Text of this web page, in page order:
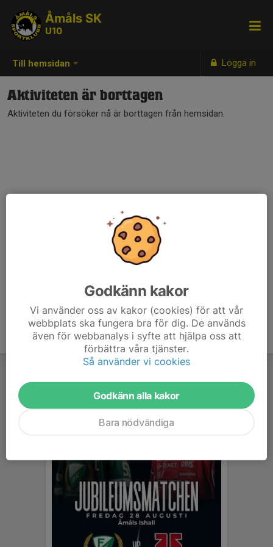
Till hemsidan Logga in
Åmåls SK
U10
Aktiviteten är borttagen
Aktiviteten du försöker nå är borttagen från hemsidan.
Godkänn kakor
Vi använder oss av kakor (cookies) för att vår
webbplats ska fungera bra för dig. De används
även för webbanalys i syfte att hjälpa oss att
förbättra våra tjänster.
Så använder vi cookies
Godkänn alla kakor
Bara nödvändiga